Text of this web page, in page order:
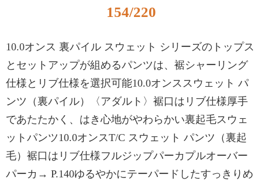
154/220
10.0オンス 裏パイル スウェット シリーズのトップス
とセットアップが組めるパンツは、裾シャーリング
仕様とリブ仕様を選択可能10.0オンススウェット パ
ンツ（裏パイル）〈アダルト〉裾口はリブ仕様厚手
であたたかく、はき心地がやわらかい裏起毛スウェ
ットパンツ10.0オンスT/C スウェット パンツ（裏起
毛）裾口はリブ仕様フルジップパーカプルオーバー
パーカ→ P.140ゆるやかにテーパードしたすっきりめ